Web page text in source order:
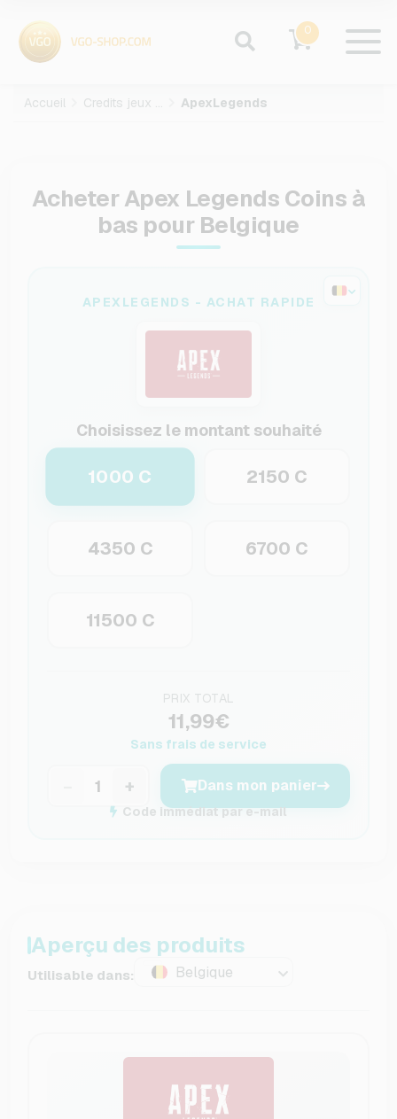
0
Accueil Credits jeux video ApexLegends
Acheter Apex Legends Coins à
bas pour Belgique
APEXLEGENDS - ACHAT RAPIDE
Choisissez le montant souhaité
1000 C 2150 C
4350 C 6700 C
11500 C
PRIX TOTAL
11,99€
Sans frais de service
+ Dans mon panier
Code immédiat par e-mail
Aperçu des produits
Utilisable dans: Belgique